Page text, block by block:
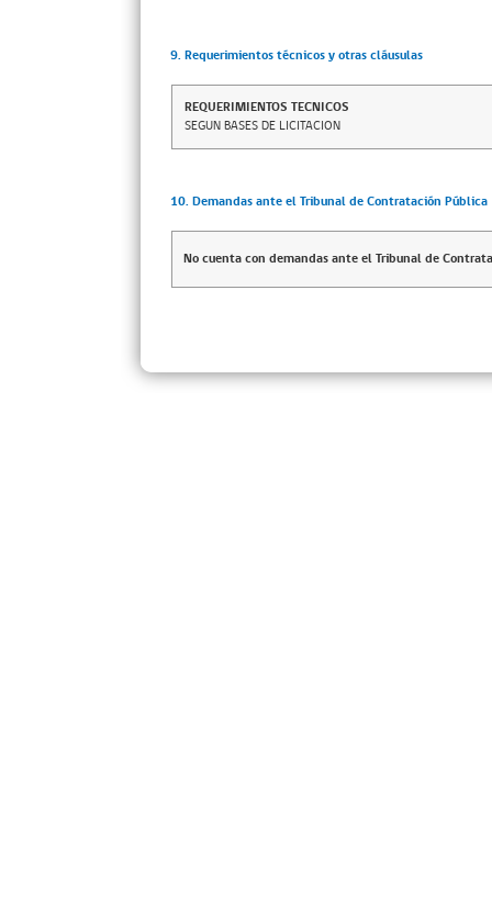
9. Requerimientos técnicos y otras cláusulas
REQUERIMIENTOS TECNICOS
SEGUN BASES DE LICITACION
10. Demandas ante el Tribunal de Contratación Pública
No cuenta con demandas ante el Tribunal de